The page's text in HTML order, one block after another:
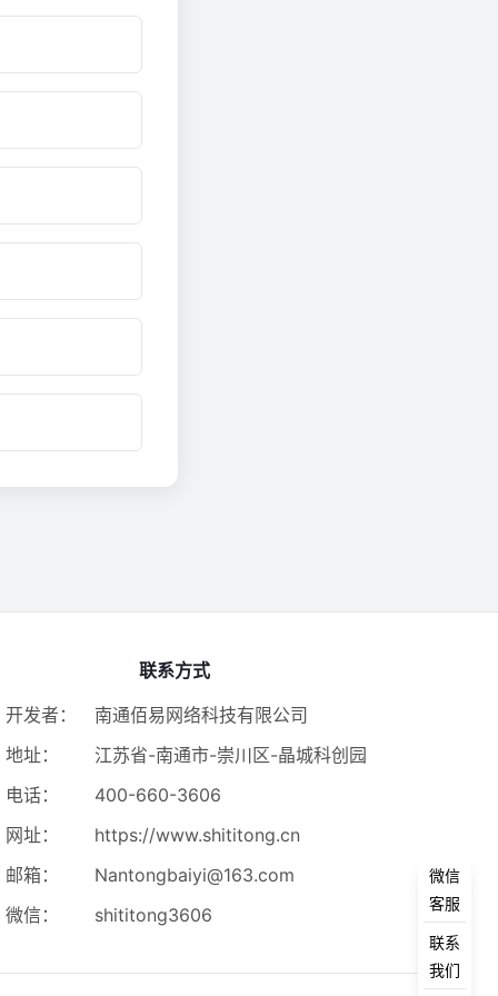
联系方式
开发者：
南通佰易网络科技有限公司
地址：
江苏省-南通市-崇川区-晶城科创园
电话：
400-660-3606
网址：
https://www.shititong.cn
邮箱：
Nantongbaiyi@163.com
微信：
shititong3606
微信
客服
联系
我们